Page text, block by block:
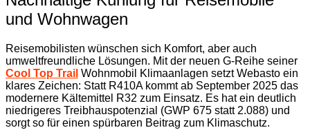
und Wohnwagen
Reisemobilisten wünschen sich Komfort, aber auch
umweltfreundliche Lösungen. Mit der neuen G-Reihe seiner
Cool Top Trail Wohnmobil Klimaanlagen setzt Webasto ein
klares Zeichen: Statt R410A kommt ab September 2025 das
modernere Kältemittel R32 zum Einsatz. Es hat ein deutlich
niedrigeres Treibhauspotenzial (GWP 675 statt 2.088) und
sorgt so für einen spürbaren Beitrag zum Klimaschutz.